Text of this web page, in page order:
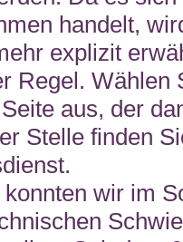
handelt,
explizit
Regel. Wählen
aus, der
Stelle finden
konnten wir im